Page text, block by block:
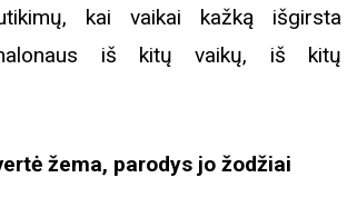
kai vaikai kažką išgirsta
iš kitų vaikų, iš kitų
žema, parodys jo žodžiai